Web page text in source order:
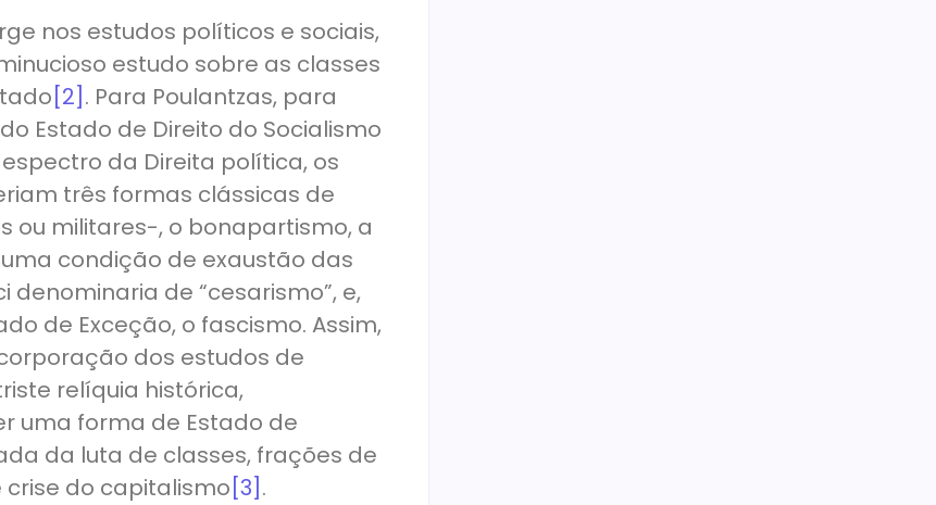
nos estudos políticos e sociais,
estudo sobre as classes
[2] . Para Poulantzas, para
Estado de Direito do Socialismo
da Direita política, os
três formas clássicas de
ou militares-, o bonapartismo, a
condição de exaustão das
de “cesarismo”, e,
de Exceção, o fascismo. Assim,
dos estudos de
relíquia histórica,
uma forma de Estado de
da luta de classes, frações de
do capitalismo [3] .